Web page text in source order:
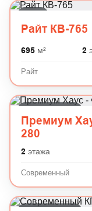
Райт КВ-765
695м² 2
Райт
Премиум
280
2 этажа
Современный